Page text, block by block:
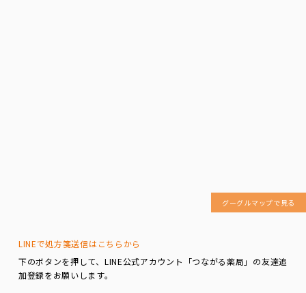
グーグルマップで見る
LINEで処方箋送信はこちらから
下のボタンを押して、LINE公式アカウント「つながる薬局」の友達追
加登録をお願いします。